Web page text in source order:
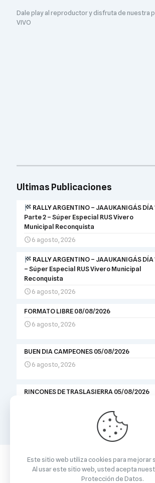
Dale play al reproductor y disfruta de nuestra
VIVO
Ultimas Publicaciones
RALLY ARGENTINO – JAAUKANIGÁS DÍA
Parte 2 – Súper Especial RUS Vivero
Municipal Reconquista
6 agosto, 2026
RALLY ARGENTINO – JAAUKANIGÁS DÍA
– Súper Especial RUS Vivero Municipal
Reconquista
6 agosto, 2026
FORMATO LIBRE 08/08/2026
6 agosto, 2026
BUEN DIA CAMPEONES 05/08/2026
6 agosto, 2026
RINCONES DE TRASLASIERRA 05/08/2026
Este sitio web utiliza cookies para mejorar
Al usar este sitio web, usted acepta
Protección de Datos.